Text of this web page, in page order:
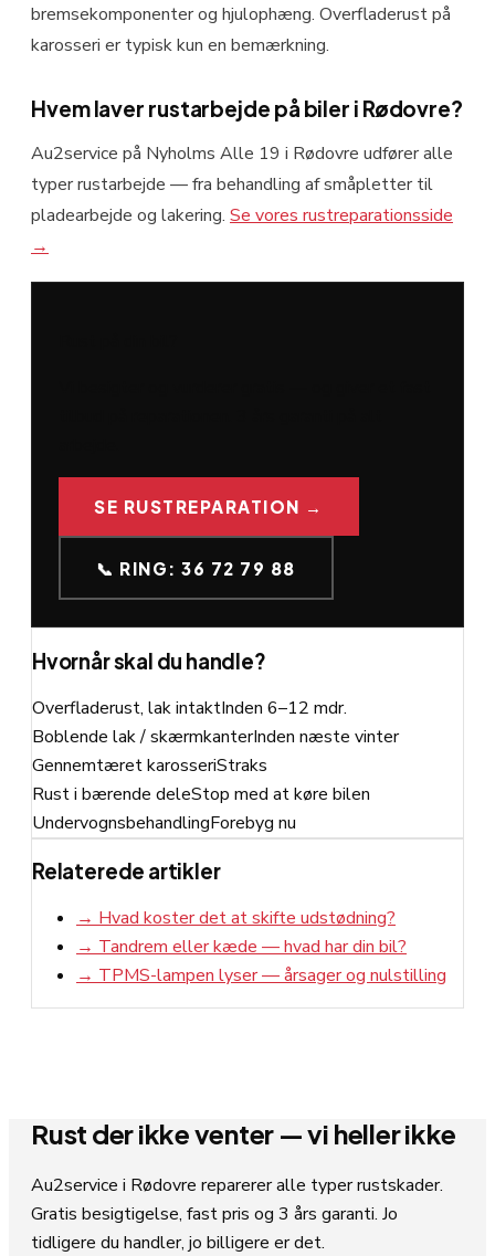
bremsekomponenter og hjulophæng. Overfladerust på
karosseri er typisk kun en bemærkning.
Hvem laver rustarbej­de på biler i Rødovre?
Au2service på Nyholms Alle 19 i Rødovre udfører alle
typer rustarbej­de — fra behandling af småpletter til
pladearbejde og lakering. Se vores rustreparationsside
→
SE RUSTREPARATION →
📞 RING: 36 72 79 88
Hvornår skal du handle?
Overfladerust, lak intaktInden 6–12 mdr.
Boblende lak / skærmkanterInden næste vinter
Gennemtæret karosseriStraks
Rust i bærende deleStop med at køre bilen
UndervognsbehandlingForebyg nu
Relaterede artikler
→ Hvad koster det at skifte udstødning?
→ Tandrem eller kæde — hvad har din bil?
→ TPMS-lampen lyser — årsager og nulstilling
Rust der ikke venter — vi heller ikke
Au2service i Rødovre reparerer alle typer rustskader.
Gratis besigtigelse, fast pris og 3 års garanti. Jo
tidligere du handler, jo billigere er det.